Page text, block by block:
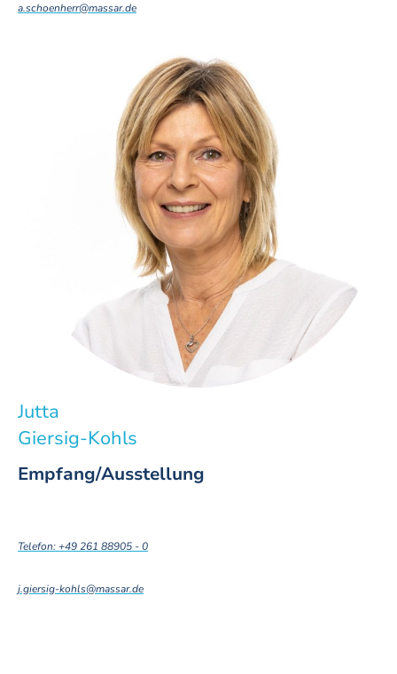
a.schoenherr@massar.de
Jutta
Giersig-Kohls
Empfang/Ausstellung
Telefon: +49 261 88905 - 0
j.giersig-kohls@massar.de